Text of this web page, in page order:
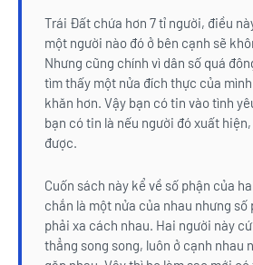
Trái Đất chứa hơn 7 tỉ người, điều
một người nào đó ở bên cạnh sẽ
Nhưng cũng chính vì dân số quá
tìm thấy một nửa đích thực của
khăn hơn. Vậy bạn có tin vào tình
bạn có tin là nếu người đó xuất
được.
Cuốn sách này kể về số phận của
chắn là một nửa của nhau nhưng số
phải xa cách nhau. Hai người này
thẳng song song, luôn ở cạnh nhau